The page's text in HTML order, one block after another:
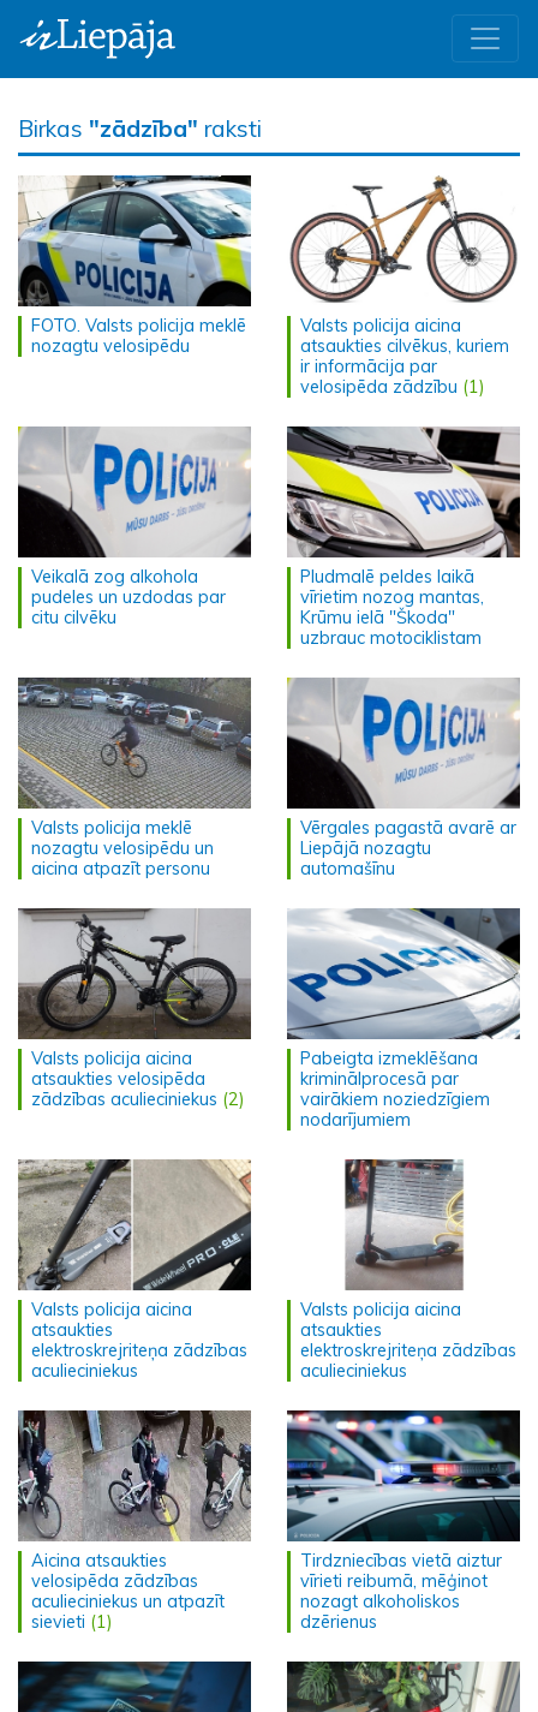
Birkas "zādzība" raksti
FOTO. Valsts policija meklē
nozagtu velosipēdu
Valsts policija aicina
atsaukties cilvēkus, kuriem
ir informācija par
velosipēda zādzību (1)
Veikalā zog alkohola
pudeles un uzdodas par
citu cilvēku
Pludmalē peldes laikā
vīrietim nozog mantas,
Krūmu ielā "Škoda"
uzbrauc motociklistam
Valsts policija meklē
nozagtu velosipēdu un
aicina atpazīt personu
Vērgales pagastā avarē ar
Liepājā nozagtu
automašīnu
Valsts policija aicina
atsaukties velosipēda
zādzības aculieciniekus (2)
Pabeigta izmeklēšana
kriminālprocesā par
vairākiem noziedzīgiem
nodarījumiem
Valsts policija aicina
atsaukties
elektroskrejriteņa zādzības
aculieciniekus
Valsts policija aicina
atsaukties
elektroskrejriteņa zādzības
aculieciniekus
Aicina atsaukties
velosipēda zādzības
aculieciniekus un atpazīt
sievieti (1)
Tirdzniecības vietā aiztur
vīrieti reibumā, mēģinot
nozagt alkoholiskos
dzērienus